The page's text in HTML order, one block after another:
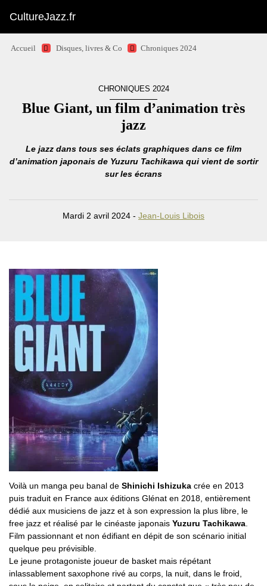
CultureJazz.fr
Accueil Disques, livres & Co Chroniques 2024
CHRONIQUES 2024
Blue Giant, un film d’animation très
jazz
Le jazz dans tous ses éclats graphiques dans ce film
d’animation japonais de Yuzuru Tachikawa qui vient de sortir
sur les écrans
Mardi 2 avril 2024 - Jean-Louis Libois
Voilà un manga peu banal de Shinichi Ishizuka crée en 2013
puis traduit en France aux éditions Glénat en 2018, entièrement
dédié aux musiciens de jazz et à son expression la plus libre, le
free jazz et réalisé par le cinéaste japonais Yuzuru Tachikawa
Film passionnant et non édifiant en dépit de son scénario initial
quelque peu prévisible.
Le jeune protagoniste joueur de basket mais répétant
inlassablement saxophone rivé au corps, la nuit, dans le froid,